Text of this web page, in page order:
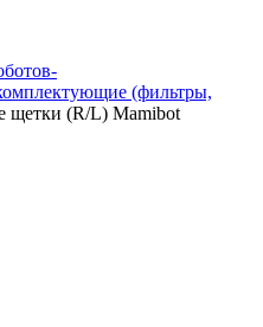
(фильтры,
щетки (R/L) Mamibot